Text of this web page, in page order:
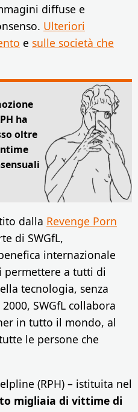
diffuse e
Ulteriori
e sulle società che
ha
oltre
dalla Revenge Porn
di SWGfL,
internazionale
permettere a tutti di
tecnologia, senza
SWGfL collabora
in tutto il mondo, al
le persone che
(RPH) – istituita nel
migliaia di vittime di